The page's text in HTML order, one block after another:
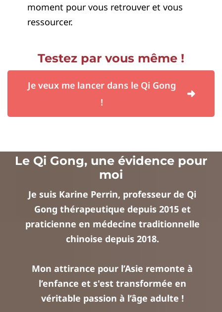
moment pour vous retrouver et vous
ressourcer.
Testez par vous même !
Je veux me lancer dans le Qi Gong
!
Le Qi Gong, une évidence pour
moi
Je suis Karine Perrin, professeur de Qi
Gong thérapeutique depuis 2015 et
praticienne en médecine traditionnelle
chinoise depuis 2018.
Mon attirance pour l’Asie remonte à
l’enfance et s'est transformée en
véritable passion à l’âge adulte !